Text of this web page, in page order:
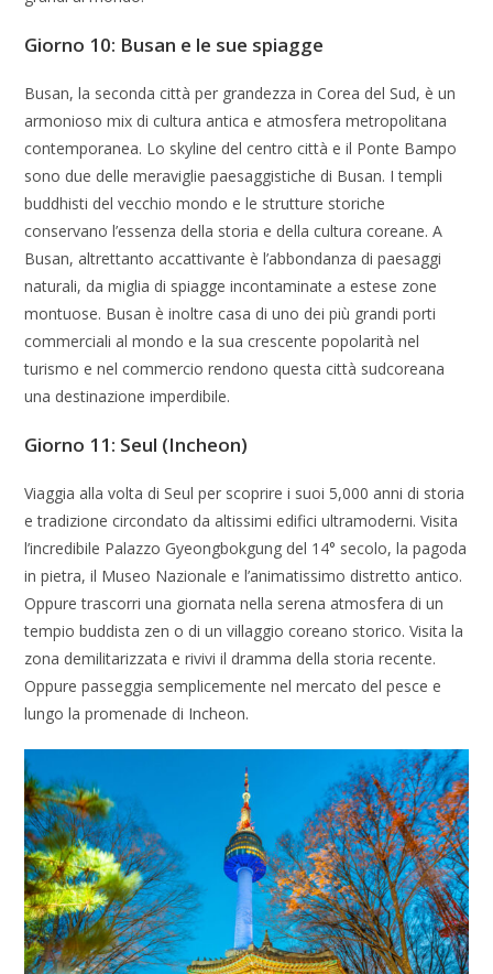
Giorno 10: Busan e le sue spiagge
Busan, la seconda città per grandezza in Corea del Sud, è un
armonioso mix di cultura antica e atmosfera metropolitana
contemporanea. Lo skyline del centro città e il Ponte Bampo
sono due delle meraviglie paesaggistiche di Busan. I templi
buddhisti del vecchio mondo e le strutture storiche
conservano l’essenza della storia e della cultura coreane. A
Busan, altrettanto accattivante è l’abbondanza di paesaggi
naturali, da miglia di spiagge incontaminate a estese zone
montuose. Busan è inoltre casa di uno dei più grandi porti
commerciali al mondo e la sua crescente popolarità nel
turismo e nel commercio rendono questa città sudcoreana
una destinazione imperdibile.
Giorno 11: Seul (Incheon)
Viaggia alla volta di Seul per scoprire i suoi 5,000 anni di storia
e tradizione circondato da altissimi edifici ultramoderni. Visita
l’incredibile Palazzo Gyeongbokgung del 14° secolo, la pagoda
in pietra, il Museo Nazionale e l’animatissimo distretto antico.
Oppure trascorri una giornata nella serena atmosfera di un
tempio buddista zen o di un villaggio coreano storico. Visita la
zona demilitarizzata e rivivi il dramma della storia recente.
Oppure passeggia semplicemente nel mercato del pesce e
lungo la promenade di Incheon.